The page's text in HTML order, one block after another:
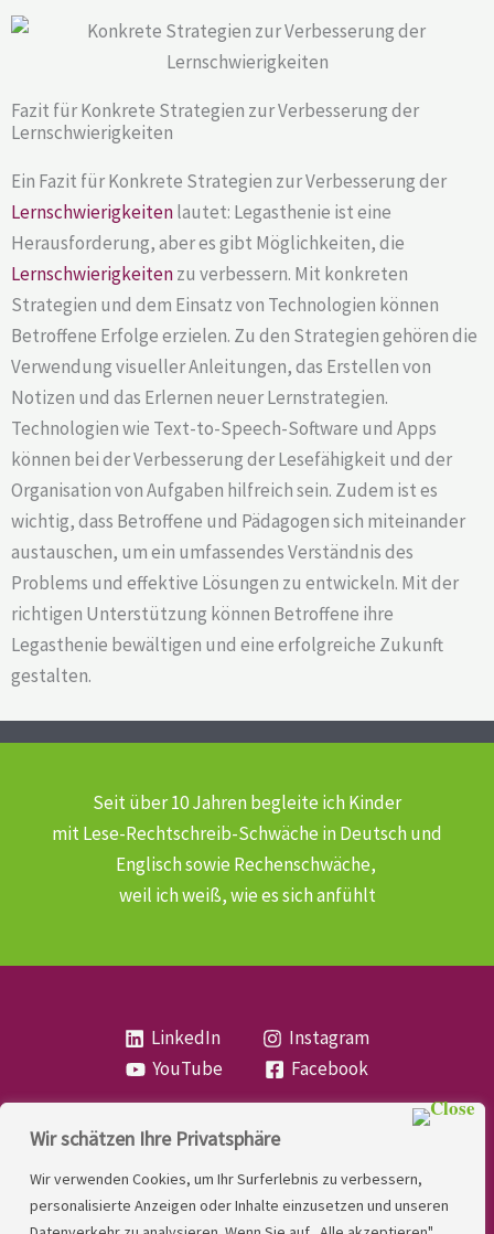
Wir schätzen Ihre Privatsphäre
Wir verwenden Cookies, um Ihr Surferlebnis zu verbessern,
personalisierte Anzeigen oder Inhalte einzusetzen und unseren
Fazit für Konkrete Strategien zur Verbesserung der
Lernschwierigkeiten
Ein Fazit für Konkrete Strategien zur Verbesserung der
Lernschwierigkeitenlautet: Legasthenie ist eine
Herausforderung, aber es gibt Möglichkeiten, die
Lernschwierigkeitenzu verbessern. Mit konkreten
Strategien und dem Einsatz von Technologien können
Betroffene Erfolge erzielen. Zu den Strategien gehören die
Verwendung visueller Anleitungen, das Erstellen von
Notizen und das Erlernen neuer Lernstrategien.
Technologien wie Text-to-Speech-Software und Apps
können bei der Verbesserung der Lesefähigkeit und der
Organisation von Aufgaben hilfreich sein. Zudem ist es
wichtig, dass Betroffene und Pädagogen sich miteinander
austauschen, um ein umfassendes Verständnis des
Problems und effektive Lösungen zu entwickeln. Mit der
richtigen Unterstützung können Betroffene ihre
Legasthenie bewältigen und eine erfolgreiche Zukunft
gestalten.
Seit über 10 Jahren begleite ich Kinder
mit Lese-Rechtschreib-Schwächein Deutsch und
Englisch sowie Rechenschwäche,
weil ich weiß, wie es sich anfühlt
LinkedIn
Instagram
YouTube
Facebook
LINDNER. 2026 | Powered by